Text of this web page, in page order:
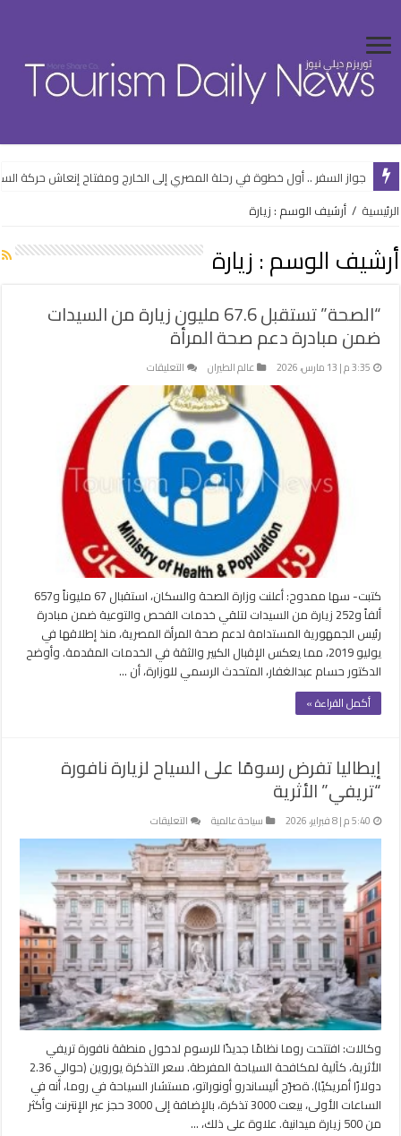
جواز السفر .. أول خطوة في رحلة المصري إلى الخارج ومفتاح إنعاش حركة
شكاوى المواطنين تتحول لبوصلة تطوير السياحة و229ألف بلاغ تختبر جودة الخدمات
الرئيسية / أرشيف الوسم : زيارة
أرشيف الوسم : زيارة
“الصحة” تستقبل 67.6 مليون زيارة من السيدات
ضمن مبادرة دعم صحة المرأة
3:35 م | 13 مارس، 2026 عالم الطيران التعليقات
“الصحة”
تستقبل
67.6
مليون
زيارة
من
السيدات
ضمن
مبادرة
دعم
صحة
المرأة
مغلقة
كتبت- سها ممدوح: أعلنت وزارة الصحة والسكان، استقبال 67 مليوناً و657
ألفاً و252 زيارة من السيدات لتلقي خدمات الفحص والتوعية ضمن مبادرة
رئيس الجمهورية المستدامة لدعم صحة المرأة المصرية، منذ إطلاقها في
يوليو 2019، مما يعكس الإقبال الكبير والثقة في الخدمات المقدمة. وأوضح
الدكتور حسام عبدالغفار، المتحدث الرسمي للوزارة، أن …
أكمل القراءة »
إيطاليا تفرض رسومًا على السياح لزيارة نافورة
“تريفي” الأثرية
5:40 م | 8 فبراير، 2026 سياحة عالمية التعليقات
إيطاليا
تفرض
رسومًا
على
السياح
لزيارة
نافورة
“تريفي”
الأثرية
مغلقة
وكالات: افتتحت روما نظامًا جديدًا للرسوم لدخول منطقة نافورة تريفي
الأثرية، كآلية لمكافحة السياحة المفرطة. سعر التذكرة يوروين (حوالي 2.36
دولارًا أمريكيًا). ةصرّح أليساندرو أونوراتو، مستشار السياحة في روما، أنه في
الساعات الأولى، بيعت 3000 تذكرة، بالإضافة إلى 3000 حجز عبر الإنترنت وأكثر
من 500 زيارة ميدانية. علاوة على ذلك، …